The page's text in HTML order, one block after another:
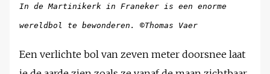
In de Martinikerk in Franeker is een enorme
wereldbol te bewonderen. ©Thomas Vaer
Een verlichte bol van zeven meter doorsnee laat